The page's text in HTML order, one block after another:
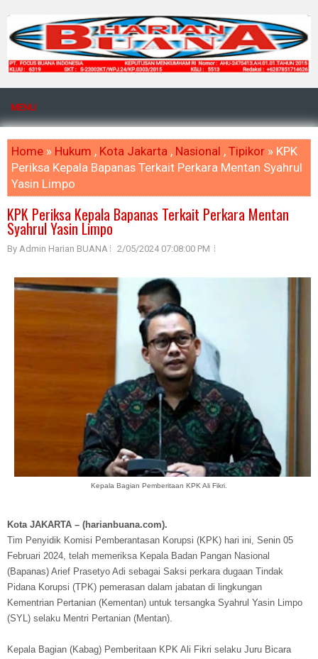
MENU
Home » Hukum , Kota Jakarta , Nasional , Tipikor » KPK
Periksa Kepala Bapanas Terkait Perkara Mentan Syahrul
Yasin Limpo
KPK Periksa Kepala Bapanas Terkait Perkara Mentan
Syahrul Yasin Limpo
By Admin Harian BUANA 2/05/2024 07:08:00 PM
Kepala Bagian Pemberitaan KPK Ali Fikri.
Kota JAKARTA – (harianbuana.com).
Tim Penyidik Komisi Pemberantasan Korupsi (KPK) hari ini, Senin 05
Februari 2024, telah memeriksa Kepala Badan Pangan Nasional
(Bapanas) Arief Prasetyo Adi sebagai Saksi perkara dugaan Tindak
Pidana Korupsi (TPK) pemerasan dalam jabatan di lingkungan
Kementrian Pertanian (Kementan) untuk tersangka Syahrul Yasin Limpo
(SYL) selaku Mentri Pertanian (Mentan).
Kepala Bagian (Kabag) Pemberitaan KPK Ali Fikri selaku Juru Bicara